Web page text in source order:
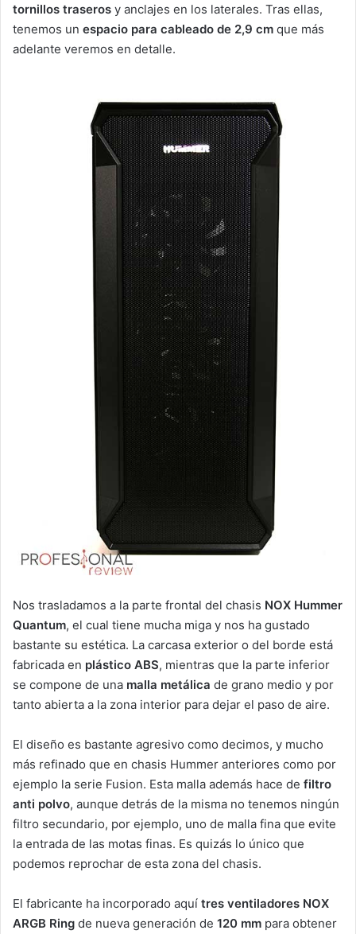
tornillos traseros y anclajes en los laterales. Tras ellas,
tenemos un espacio para cableado de 2,9 cm que más
adelante veremos en detalle.
Nos trasladamos a la parte frontal del chasis NOX Hummer
Quantum, el cual tiene mucha miga y nos ha gustado
bastante su estética. La carcasa exterior o del borde está
fabricada en plástico ABS, mientras que la parte inferior
se compone de una malla metálica de grano medio y por
tanto abierta a la zona interior para dejar el paso de aire.
El diseño es bastante agresivo como decimos, y mucho
más refinado que en chasis Hummer anteriores como por
ejemplo la serie Fusion. Esta malla además hace de filtro
anti polvo, aunque detrás de la misma no tenemos ningún
filtro secundario, por ejemplo, uno de malla fina que evite
la entrada de las motas finas. Es quizás lo único que
podemos reprochar de esta zona del chasis.
El fabricante ha incorporado aquí tres ventiladores NOX
ARGB Ring de nueva generación de 120 mm para obtener